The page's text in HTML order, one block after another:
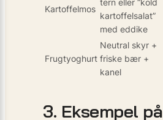
Kartoffelmos
tern eller “kold
kartoffelsalat”
med eddike
Frugtyoghurt
Neutral skyr +
friske bær +
kanel
3. Eksempel på